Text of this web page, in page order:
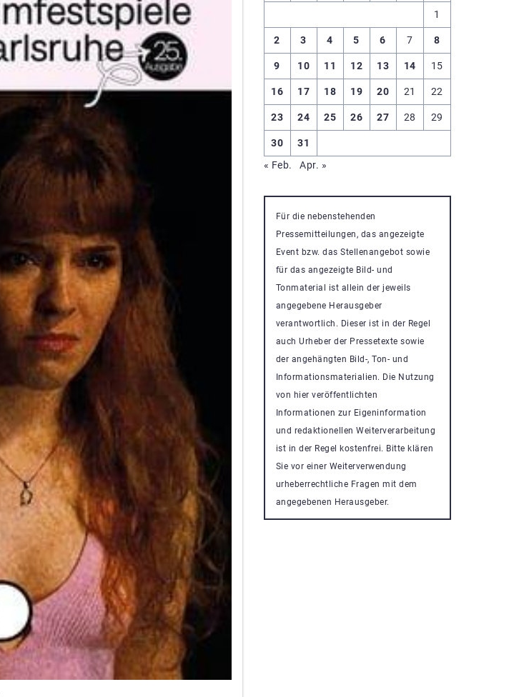
1
2 3 4 5 6 7 8
9 10 11 12 13 14 15
16 17 18 19 20 21 22
23 24 25 26 27 28 29
30
31
« Feb.
Apr. »
Für die nebenstehenden
Pressemitteilungen, das angezeigte
Event bzw. das Stellenangebot sowie
für das angezeigte Bild- und
Tonmaterial ist allein der jeweils
angegebene Herausgeber
verantwortlich. Dieser ist in der Regel
auch Urheber der Pressetexte sowie
der angehängten Bild-, Ton- und
Informationsmaterialien. Die Nutzung
von hier veröffentlichten
Informationen zur Eigeninformation
und redaktionellen Weiterverarbeitung
ist in der Regel kostenfrei. Bitte klären
Sie vor einer Weiterverwendung
urheberrechtliche Fragen mit dem
angegebenen Herausgeber.